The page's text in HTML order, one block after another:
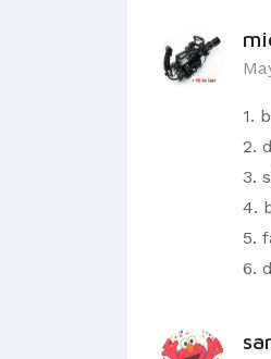
1.
2.
3.
4.
5.
6.